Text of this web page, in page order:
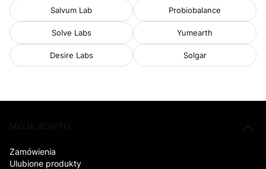
Salvum Lab Probiobalance
Solve Labs Yumearth
Desire Labs Solgar
Zamówienia
Ulubione produkty